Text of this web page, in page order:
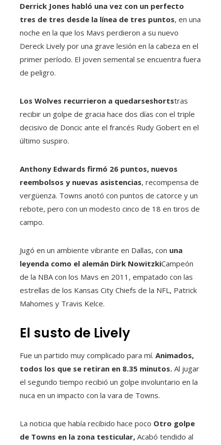
Derrick Jones habló una vez con un perfecto
tres de tres desde la línea de tres puntos, en una
noche en la que los Mavs perdieron a su nuevo
Dereck Lively por una grave lesión en la cabeza en el
primer período. El joven semental se encuentra fuera
de peligro.
Los Wolves recurrieron a quedarseshortstras
recibir un golpe de gracia hace dos días con el triple
decisivo de Doncic ante el francés Rudy Gobert en el
último suspiro.
Anthony Edwards firmó 26 puntos, nuevos
reembolsos y nuevas asistencias, recompensa de
vergüenza. Towns anotó con puntos de catorce y un
rebote, pero con un modesto cinco de 18 en tiros de
campo.
Jugó en un ambiente vibrante en Dallas, con una
leyenda como el alemán Dirk NowitzkiCampeón
de la NBA con los Mavs en 2011, empatado con las
estrellas de los Kansas City Chiefs de la NFL, Patrick
Mahomes y Travis Kelce.
El susto de Lively
Fue un partido muy complicado para mí. Animados,
todos los que se retiran en 8.35 minutos. Al jugar
el segundo tiempo recibió un golpe involuntario en la
nuca en un impacto con la vara de Towns.
La noticia que había recibido hace poco Otro golpe
de Towns en la zona testicular, Acabó tendido al